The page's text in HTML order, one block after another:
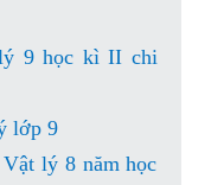
9 học kì II chi
lớp 9
lý 8 năm học